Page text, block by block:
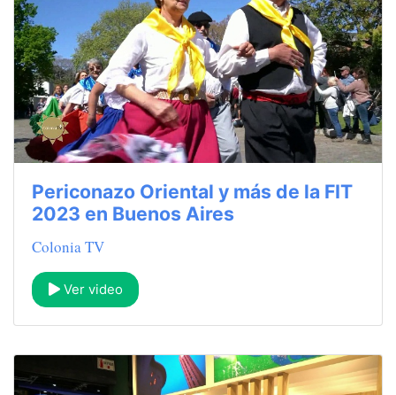
Periconazo Oriental y más de la FIT
2023 en Buenos Aires
Colonia TV
Ver video